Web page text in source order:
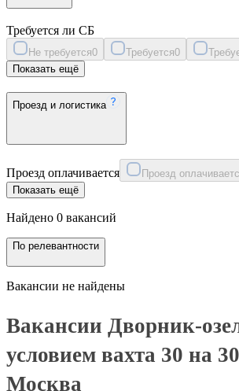
Требуется ли СБ
Не требуется0 Требуется0
Показать ещё
Проезд и логистика
Проезд оплачивается Проезд
Показать ещё
Найдено 0 вакансий
По релевантности
Вакансии не найдены
Вакансии Дворник-
условием вахта 30 на
Москва